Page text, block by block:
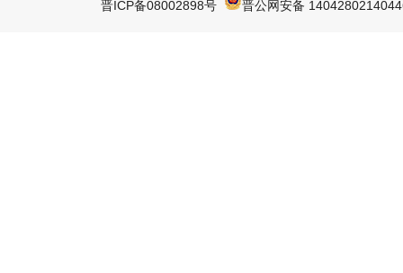
晋ICP备08002898号
晋公网安备